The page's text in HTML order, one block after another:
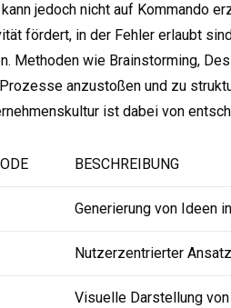
jedoch nicht auf Kommando
fördert, in der Fehler erlaubt
Methoden wie Brainstorming,
anzustoßen und zu
ist dabei von
BESCHREIBUNG
Generierung von Ideen
Nutzerzentrierter
Visuelle Darstellung